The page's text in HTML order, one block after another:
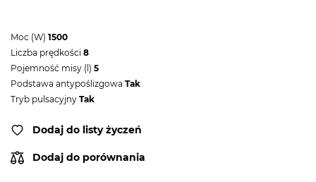
Moc (W) 1500
Liczba prędkości 8
Pojemność misy (l) 5
Podstawa antypoślizgowa Tak
Tryb pulsacyjny Tak
Dodaj do listy życzeń
Dodaj do porównania